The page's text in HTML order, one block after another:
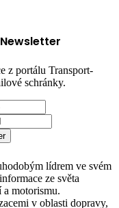
z portálu Transport-
schránky.
lídrem ve svém
ze světa
motorismu.
v oblasti dopravy,